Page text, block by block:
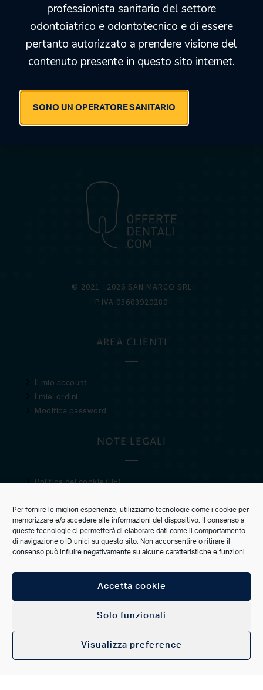
Per fornire le migliori esperienze, utilizziamo tecnologie come i cookie per
memorizzare e/o accedere alle informazioni del dispositivo. Il consenso a
queste tecnologie ci permetterà di elaborare dati come il comportamento
di navigazione o ID unici su questo sito. Non acconsentire o ritirare il
consenso può influire negativamente su alcune caratteristiche e funzioni.
Accetta cookie
Solo funzionali
Visualizza preference
COMPOSITI PER RICOSTRUZIONE DI MONCONI
© 2021 · 2026 SAN MARCO SRL
P.IVA 05603920280
AREA CLIENTI
Il mio account
I miei ordini
Modifica password
NOTE LEGALI
Politica dei cookie (UE)
Condizioni di vendita
CUSTOMER CARE
CONNECT
professionista sanitario del settore
odontoiatrico e odontotecnico e di essere
pertanto autorizzato a prendere visione del
contenuto presente in questo sito internet.
SONO UN OPERATORE SANITARIO